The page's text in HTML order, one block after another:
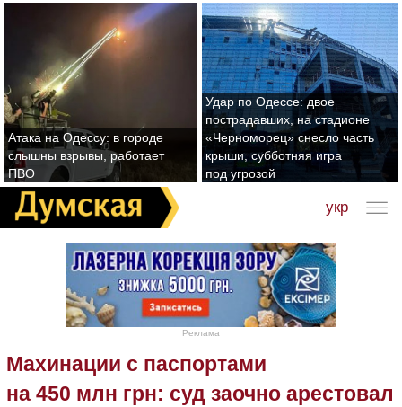
Атака на Одессу: в городе
слышны взрывы, работает
ПВО
Удар по Одессе: двое
пострадавших, на стадионе
«Черноморец» снесло часть
крыши, субботняя игра
под угрозой
укр
Реклама
Махинации с паспортами
на 450 млн грн: суд заочно арестовал